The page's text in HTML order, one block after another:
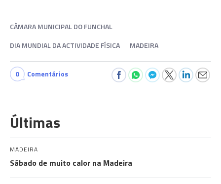
CÂMARA MUNICIPAL DO FUNCHAL
DIA MUNDIAL DA ACTIVIDADE FÍSICA
MADEIRA
0 Comentários
Últimas
MADEIRA
Sábado de muito calor na Madeira